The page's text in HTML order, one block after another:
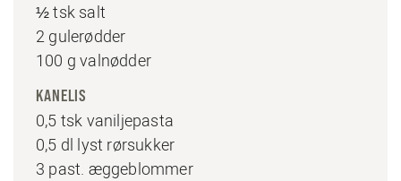
½ tsk salt
2 gulerødder
100 g valnødder
KANELIS
0,5 tsk vaniljepasta
0,5 dl lyst rørsukker
3 past. æggeblommer